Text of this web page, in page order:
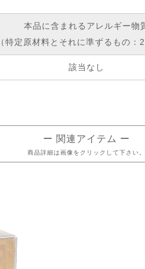
本品に含まれるアレルギー物
（特定原材料とそれに準ずるもの：
該当なし
ー 関連アイテム ー
商品詳細は画像をクリックして下さい。